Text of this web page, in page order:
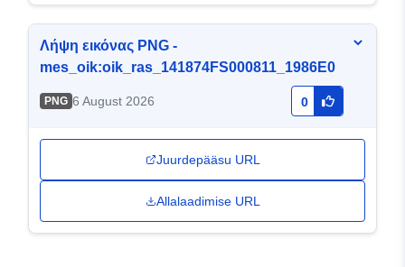
Λήψη εικόνας PNG -
mes_oik:oik_ras_141874FS000811_1986E0
PNG 6 August 2026 0
Juurdepääsu URL
Allalaadimise URL